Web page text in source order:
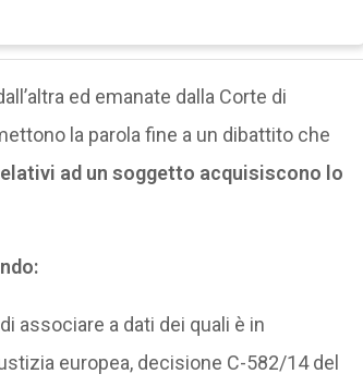
ed emanate dalla Corte di
la parola fine a un dibattito che
ad un soggetto acquisiscono lo
associare a dati dei quali è in
europea, decisione C-582/14 del